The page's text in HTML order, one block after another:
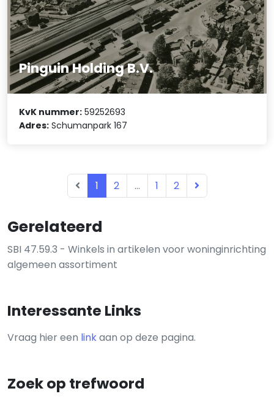
Gerelateerd
SBI 47.59.3 - Winkels in artikelen voor woninginrichting
algemeen assortiment
Interessante Links
Vraag hier een linkaan op deze pagina.
Zoek op trefwoord
Pinguin Holding B.V.
KvK nummer: 59252693
Adres: Schumanpark 167
1 2 ... 1 2